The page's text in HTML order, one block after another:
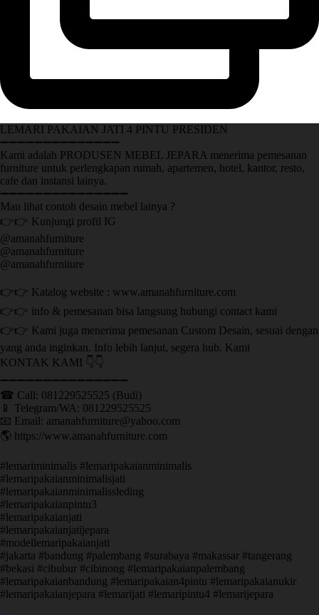
LEMARI PAKAIAN JATI 4 PINTU PRESIDEN
➖➖➖➖➖➖➖➖➖➖➖➖➖➖
Kami adalah PRODUSEN MEBEL JEPARA menerima pemesanan
furniture untuk perlengkapan rumah, apartemen, hotel, kantor, resto,
cafe dan instansi lainya.
➖➖➖➖➖➖➖➖➖➖➖➖➖➖➖
Mau lihat contoh desain mebel lainya ?
👉👉 Kunjungi profil IG
@amanahfurniture
@amanahfurniture
@amanahfurniture
👉👉 Katalog website : www.amanahfurniture.com
👉👉 info & pemesanan bisa langsung hubungi contact kami
👉👉 Kami juga menerima pemesanan Custom Desain, sesuai dengan
yang anda inginkan. Info lebih lanjut, segera hub. Kami
KONTAK KAMI 👇👇
➖➖➖➖➖➖➖➖➖➖➖➖➖➖➖ ㅤ
☎ Call: 081229525525 (Budi)
📱 Telegram/WA: 081229525525
📧 Email: amanahfurniture@yahoo.com
🌎 https://www.amanahfurniture.com
#lemariminimalis #lemaripakaianminimalis
#lemaripakaianminimalisjati
#lemaripakaianminimalissleding
#lemaripakaianpintu3
#lemaripakaianjati
#lemaripakaianjatijepara
#modellemaripakaianjati
#jakarta #bandung #palembang #surabaya #makassar #tangerang
#bekasi #cibubur #cibinong #lemaripakaianpalembang
#lemaripakaianbandung #lemaripakaian4pintu #lemaripakaianukir
#lemaripakaianjepara #lemarijati #lemaripintu4 #lemarijepara